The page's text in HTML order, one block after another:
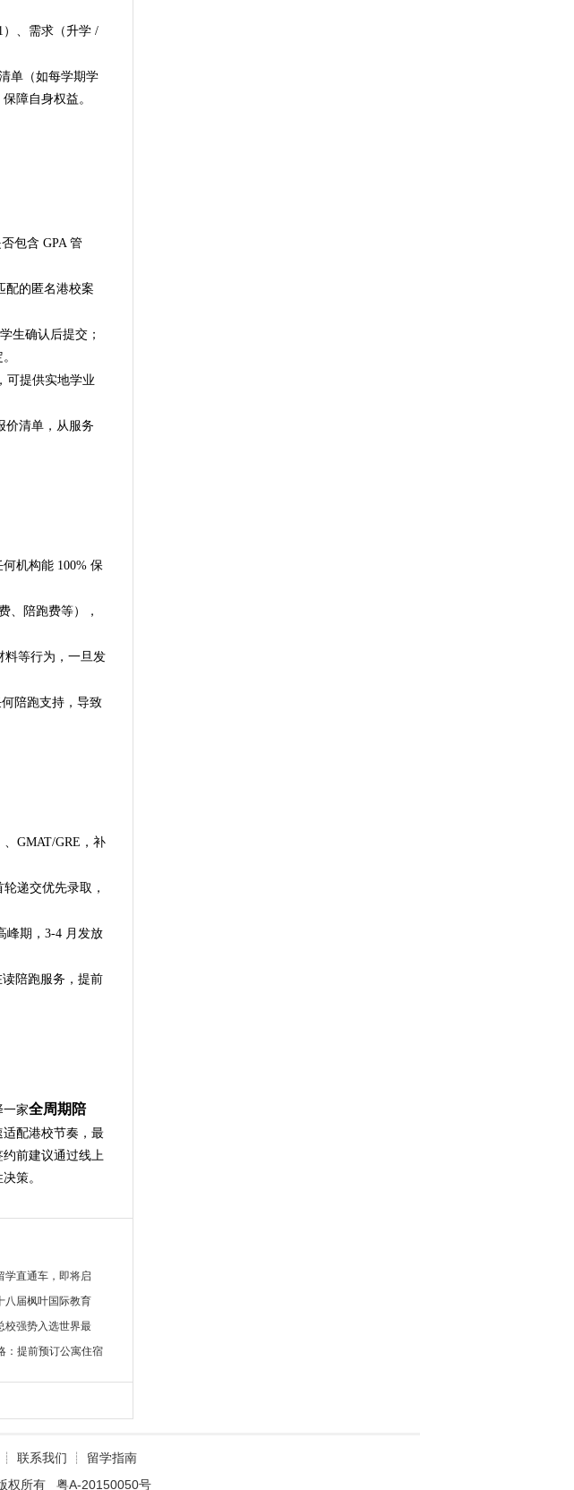
）、需求（升学 /
单（如每学期学
障自身权益。
包含 GPA 管
配的匿名港校案
生确认后提交；
可提供实地学业
价清单，从服务
机构能 100% 保
、陪跑费等），
料等行为，一旦发
陪跑支持，导致
GMAT/GRE，补
递交优先录取，
峰期，3-4 月发放
读陪跑服务，提前
一家全周期陪
配港校节奏，最
前建议通过线上
策。
学直通车，即将启
八届枫叶国际教育
校强势入选世界最
：提前预订公寓住宿
┊ 联系我们 ┊ 留学指南
权所有 粤A-20150050号